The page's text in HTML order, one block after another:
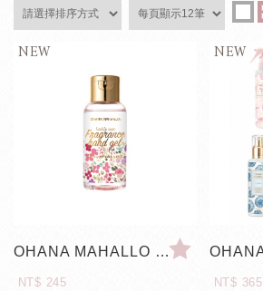
OHANA MAHALLO 潔淨守護凝露
NT$ 245 NT$ 365